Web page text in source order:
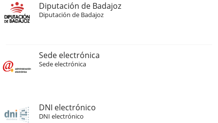
Diputación de Badajoz
Diputación de Badajoz
Sede electrónica
Sede electrónica
DNI electrónico
DNI electrónico